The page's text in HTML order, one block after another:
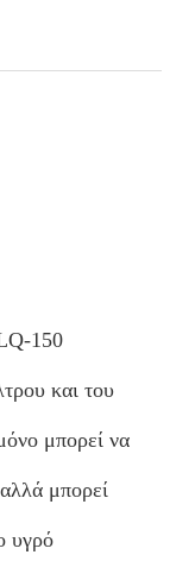
150
και του
μπορεί να
μπορεί
υγρό